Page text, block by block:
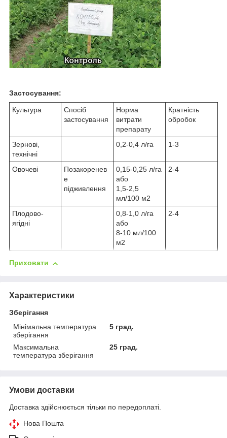
Застосування:
Культура
Спосіб
застосування
Норма
витрати
препарату
Кратність
обробок
Зернові,
технічні
0,2-0,4 л/га 1-3
Овочеві
Позакоренев
е
підживлення
0,15-0,25 л/га
або
1,5-2,5
мл/100 м2
2-4
Плодово-
ягідні
0,8-1,0 л/га
або
8-10 мл/100
м2
2-4
Приховати
Характеристики
Зберігання
Мінімальна температура
зберігання
5 град.
Максимальна
температура зберігання
25 град.
Умови доставки
Доставка здійснюється тільки по передоплаті.
Нова Пошта